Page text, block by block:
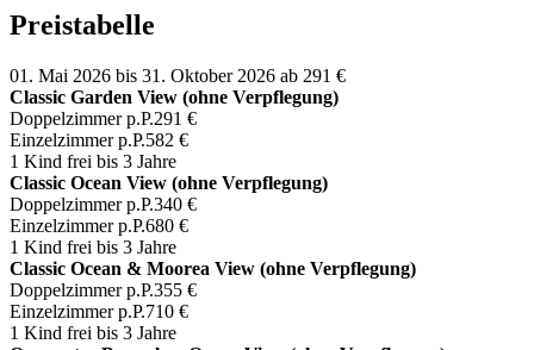
Preistabelle
01. Mai 2026 bis 31. Oktober 2026 ab 291 €
Classic Garden View (ohne Verpflegung)
Doppelzimmer p.P.291 €
Einzelzimmer p.P.582 €
1 Kind frei bis 3 Jahre
Classic Ocean View (ohne Verpflegung)
Doppelzimmer p.P.340 €
Einzelzimmer p.P.680 €
1 Kind frei bis 3 Jahre
Classic Ocean & Moorea View (ohne Verpflegung)
Doppelzimmer p.P.355 €
Einzelzimmer p.P.710 €
1 Kind frei bis 3 Jahre